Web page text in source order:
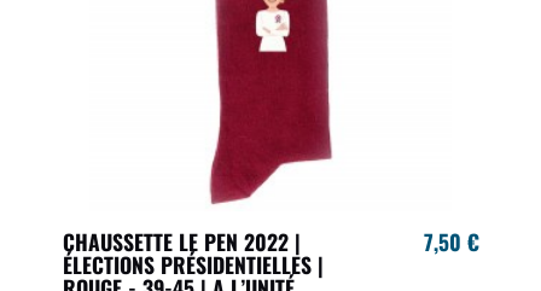
CHAUSSETTE LE PEN 2022 |
ÉLECTIONS PRÉSIDENTIELLES |
7,50 €